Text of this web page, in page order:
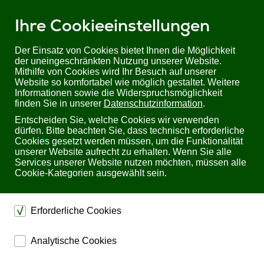
Ihre Cookieeinstellungen
Der Einsatz von Cookies bietet Ihnen die Möglichkeit
der uneingeschränkten Nutzung unserer Website.
Mithilfe von Cookies wird Ihr Besuch auf unserer
Website so komfortabel wie möglich gestaltet. Weitere
Informationen sowie die Widerspruchsmöglichkeit
finden Sie in unserer Datenschutzinformation.
Entscheiden Sie, welche Cookies wir verwenden
dürfen. Bitte beachten Sie, dass technisch erforderliche
Cookies gesetzt werden müssen, um die Funktionalität
unserer Website aufrecht zu erhalten. Wenn Sie alle
Services unserer Website nutzen möchten, müssen alle
Cookie-Kategorien ausgewählt sein.
Erforderliche Cookies
dienen dem technischen einwandfreien Betrieb unserer
Website.
Analytische Cookies
Sie befinden sich hier:Startseite PureLink